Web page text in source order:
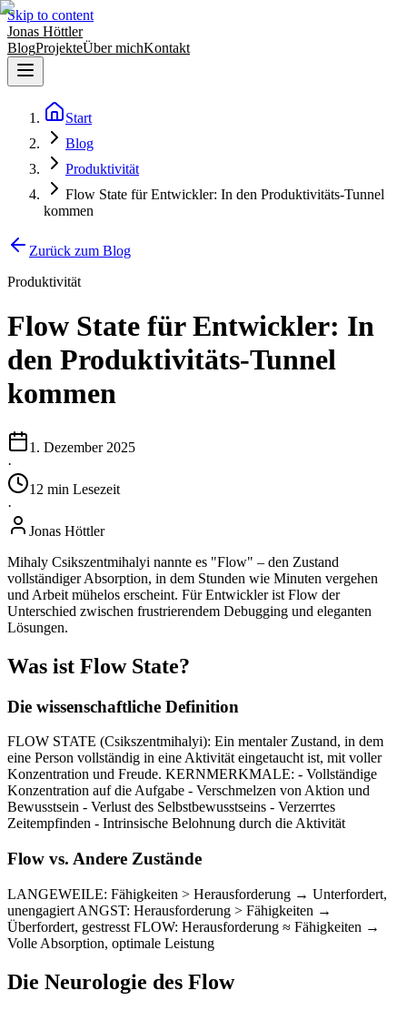
Skip to content
Jonas Höttler
BlogProjekteÜber michKontakt
Start
Blog
Produktivität
Flow State für Entwickler: In den Produktivitäts-Tunnel
kommen
Zurück zum Blog
Produktivität
Flow State für Entwickler: In
den Produktivitäts-Tunnel
kommen
1. Dezember 2025
·
12 min Lesezeit
·
Jonas Höttler
Mihaly Csikszentmihalyi nannte es "Flow" – den Zustand
vollständiger Absorption, in dem Stunden wie Minuten vergehen
und Arbeit mühelos erscheint. Für Entwickler ist Flow der
Unterschied zwischen frustrierendem Debugging und eleganten
Lösungen.
Was ist Flow State?
Die wissenschaftliche Definition
FLOW STATE (Csikszentmihalyi): Ein mentaler Zustand, in dem
eine Person vollständig in eine Aktivität eingetaucht ist, mit voller
Konzentration und Freude. KERNMERKMALE: - Vollständige
Konzentration auf die Aufgabe - Verschmelzen von Aktion und
Bewusstsein - Verlust des Selbstbewusstseins - Verzerrtes
Zeitempfinden - Intrinsische Belohnung durch die Aktivität
Flow vs. Andere Zustände
LANGEWEILE: Fähigkeiten > Herausforderung → Unterfordert,
unengagiert ANGST: Herausforderung > Fähigkeiten →
Überfordert, gestresst FLOW: Herausforderung ≈ Fähigkeiten →
Volle Absorption, optimale Leistung
Die Neurologie des Flow